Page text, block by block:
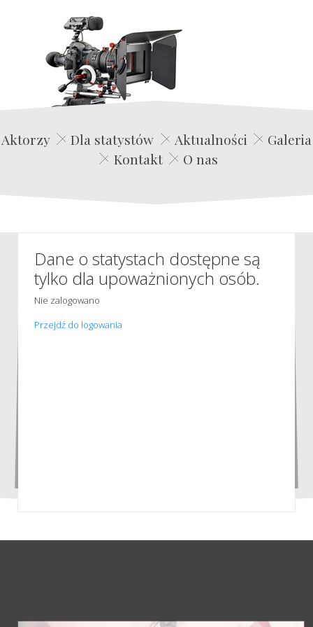
Edwin Film Agencja Aktorska
Aktorzy Dla statystów Aktualności
Galeria
Kontakt
O nas
Dane o statystach dostępne są
tylko dla upoważnionych osób.
Nie zalogowano
Przejdź do logowania